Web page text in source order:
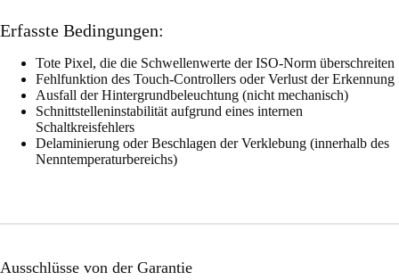
Erfasste Bedingungen:
Tote Pixel, die die Schwellenwerte der ISO-Norm überschreiten
Fehlfunktion des Touch-Controllers oder Verlust der Erkennung
Ausfall der Hintergrundbeleuchtung (nicht mechanisch)
Schnittstelleninstabilität aufgrund eines internen
Schaltkreisfehlers
Delaminierung oder Beschlagen der Verklebung (innerhalb des
Nenntemperaturbereichs)
Ausschlüsse von der Garantie